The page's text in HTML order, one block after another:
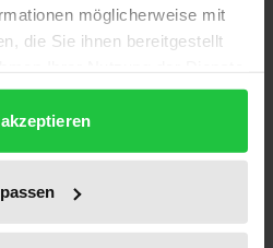
möglicherweise mit
die Sie ihnen bereitgestellt
der sie vollzieht«.
eine Lebenseinstellung zu
trägt, wenn
von Leid und
bzw.